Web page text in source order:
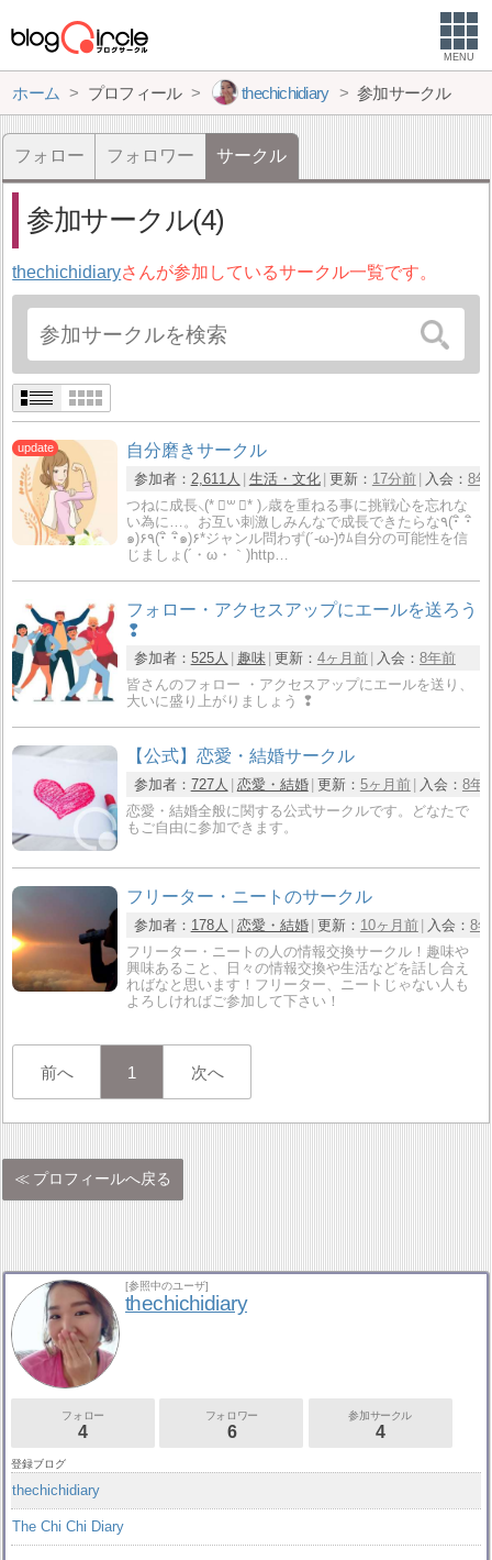
MENU
ホーム プロフィール thechichidiary 参加サークル
フォロー フォロワー サークル
参加サークル(4)
thechichidiaryさんが参加しているサークル一覧です。
自分磨きサークル
参加者： 2,611人 生活・文化 更新： 17分前 入会： 8
つねに成長⸜(* ॑꒳ ॑* )⸝歳を重ねる事に挑戦心を忘れな
い為に…。お互い刺激しみんなで成長できたらな٩(･ิ ･ิ
๑)۶٩(･ิ ･ิ๑)۶*ジャンル問わず(´-ω-)ｳﾑ自分の可能性を信
じましょ(´・ω・｀)http…
フォロー・アクセスアップにエールを送ろう
❢
参加者： 525人 趣味 更新： 4ヶ月前 入会： 8年前
皆さんのフォロー ・アクセスアップにエールを送り、
大いに盛り上がりましょう ❢
【公式】恋愛・結婚サークル
参加者： 727人 恋愛・結婚 更新： 5ヶ月前 入会： 8年
恋愛・結婚全般に関する公式サークルです。どなたで
もご自由に参加できます。
フリーター・ニートのサークル
参加者： 178人 恋愛・結婚 更新： 10ヶ月前 入会： 8
フリーター・ニートの人の情報交換サークル！趣味や
興味あること、日々の情報交換や生活などを話し合え
ればなと思います！フリーター、ニートじゃない人も
よろしければご参加して下さい！
前へ 1 次へ
プロフィールへ戻る
[参照中のユーザ]
thechichidiary
フォロー
4
フォロワー
6
参加サークル
4
登録ブログ
thechichidiary
The Chi Chi Diary